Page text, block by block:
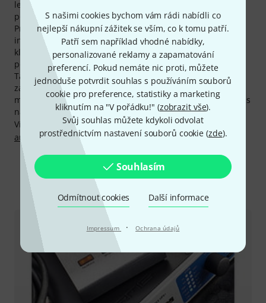
S našimi cookies bychom vám rádi nabídli co
nejlepší nákupní zážitek se vším, co k tomu patří.
Patří sem například vhodné nabídky,
personalizované reklamy a zapamatování
preferencí. Pokud nemáte nic proti, můžete
jednoduše potvrdit souhlas s používáním souborů
cookie pro preference, statistiky a marketing
kliknutím na "V pořádku!" (zobrazit vše).
Svůj souhlas můžete kdykoli odvolat
prostřednictvím nastavení souborů cookie (zde).
Souhlasím
Odmítnout cookies Další informace
Impressum · Ochrana údajů
letou záruku. My tuto záruku prodlužujeme o jeden rok a
poskytujeme našim zákazníkům plné tři roky záruky.
Produkty RME patří k nejnavštěvovanějším na naší
internetové stránce. Na každý jednotlivý produkt výrobce
klikli návštěvníci našeho internetového obchodu za
poslední měsíc v průměru více než 2.000-krát.
Také na produkty RME Vám poskytujeme naši 30denní
záruku vrácení peněz, 3letou záruku firmy Thomann a
mnoho dalších služeb, jako kompententní odborníky, servis
na místě, financování a mnoho dalšího.
Více informací o výrobci najdete zde:http://www.rme-
audio.com
Více o výrobci RME